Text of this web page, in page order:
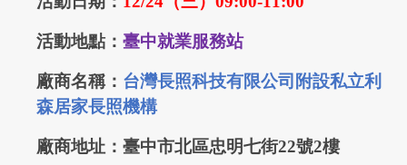
活動地點： 臺中就業服務站
廠商名稱： 台灣長照科技有限公司附設私立利
森居家長照機構
廠商地址：臺中市北區忠明七街22號2樓